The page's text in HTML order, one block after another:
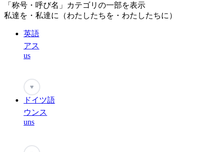
「称号・呼び名」カテゴリの一部を表示
私達を・私達に（わたしたちを・わたしたちに）
英語
アス
us
♥
ドイツ語
ウンス
uns